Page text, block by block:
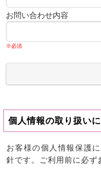
お問い合わせ内容
※必須
個人情報の取り扱い
お客様の個人情報保護
針です。ご利用前に必ず